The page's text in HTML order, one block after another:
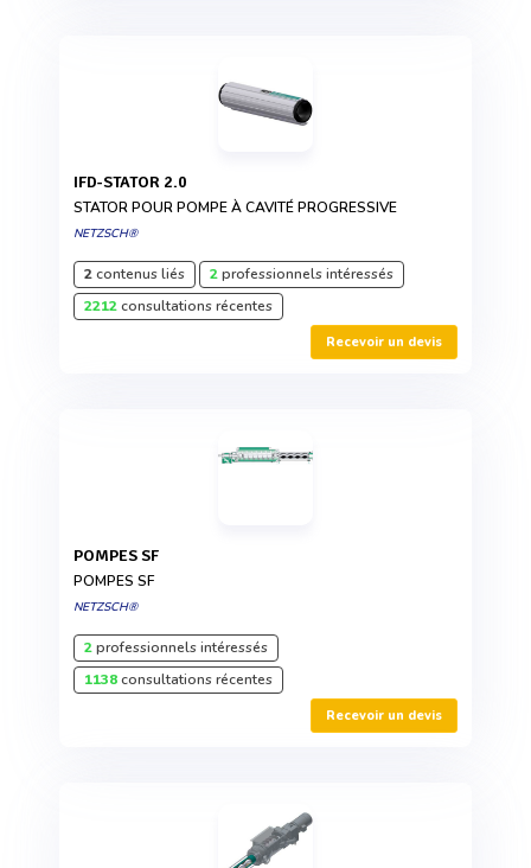
IFD-STATOR 2.0
STATOR POUR POMPE À CAVITÉ PROGRESSIVE
NETZSCH®
2contenus liés 2professionnels intéressés
2212consultations récentes
Recevoir un devis
POMPES SF
POMPES SF
NETZSCH®
2professionnels intéressés
1138consultations récentes
Recevoir un devis